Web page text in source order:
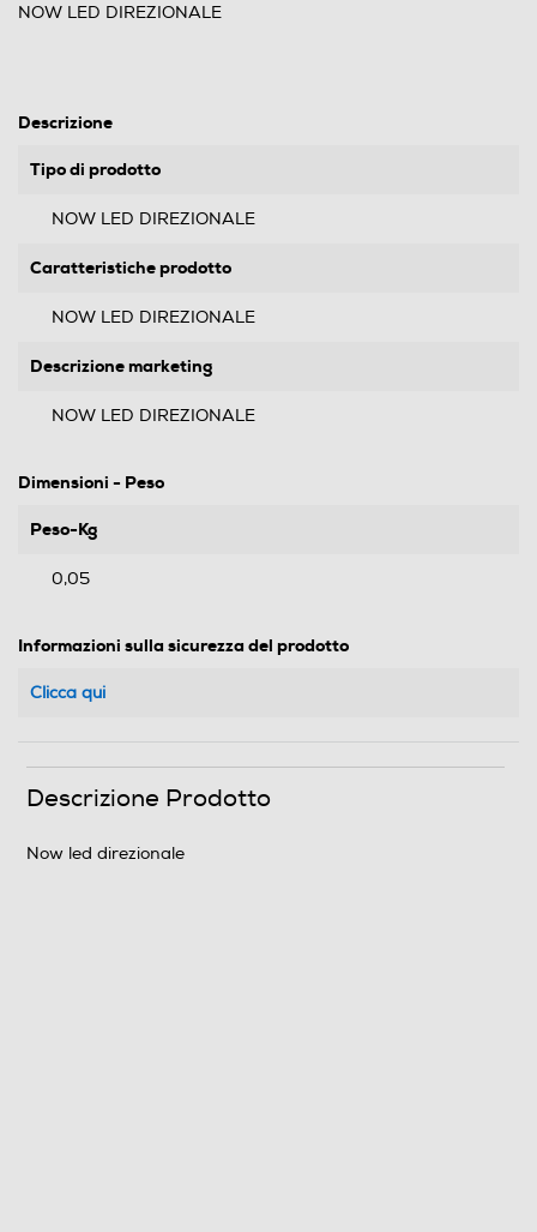
NOW LED DIREZIONALE
Descrizione
Tipo di prodotto
NOW LED DIREZIONALE
Caratteristiche prodotto
NOW LED DIREZIONALE
Descrizione marketing
NOW LED DIREZIONALE
Dimensioni - Peso
Peso-Kg
0,05
Informazioni sulla sicurezza del prodotto
Clicca qui
Descrizione Prodotto
Now led direzionale